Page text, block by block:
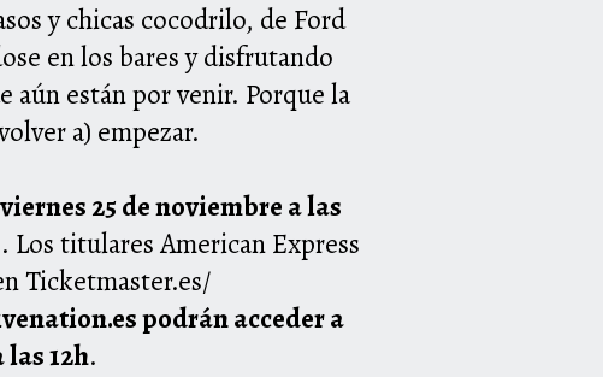
y chicas cocodrilo, de Ford
en los bares y disfrutando
aún están por venir. Porque la
a) empezar.
25 de noviembre a las
Los titulares American Express
Ticketmaster.es/
podrán acceder a
12h.